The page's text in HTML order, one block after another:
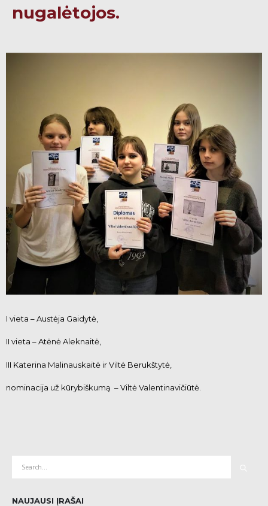
nugalėtojos.
I vieta – Austėja Gaidytė,
II vieta – Atėnė Aleknaitė,
III Katerina Malinauskaitė ir Viltė Berukštytė,
nominacija už kūrybiškumą – Viltė Valentinavičiūtė.
NAUJAUSI ĮRAŠAI